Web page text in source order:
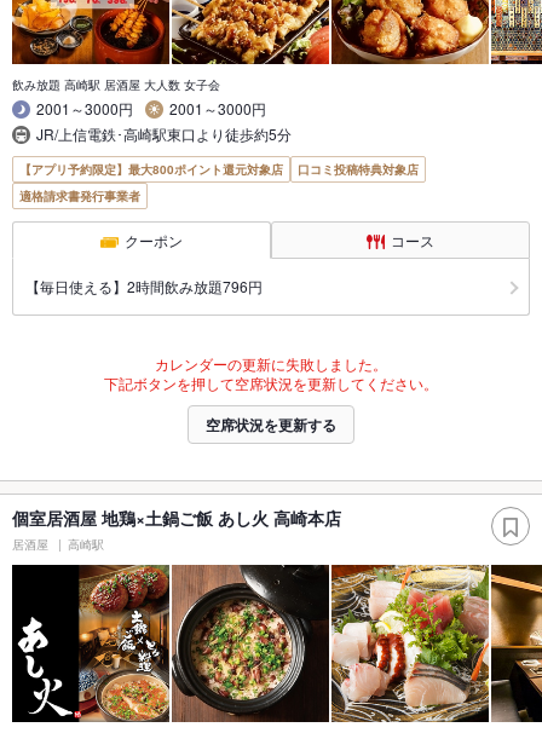
飲み放題 高崎駅 居酒屋 大人数 女子会
2001～3000円
2001～3000円
JR/上信電鉄･高崎駅東口より徒歩約5分
【アプリ予約限定】最大800ポイント還元対象店
口コミ投稿特典対象店
適格請求書発行事業者
クーポン コース
【毎日使える】2時間飲み放題796円
カレンダーの更新に失敗しました。
下記ボタンを押して空席状況を更新してください。
空席状況を更新する
個室居酒屋 地鶏×土鍋ご飯 あし火 高崎本店
居酒屋 高崎駅